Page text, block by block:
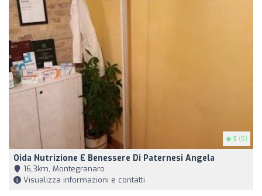
5 (5)
Oida Nutrizione E Benessere Di Paternesi Angela
16,3km, Montegranaro
Visualizza informazioni e contatti